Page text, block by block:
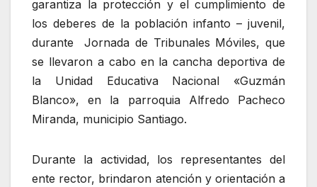
garantiza la protección y el cumplimiento de
los deberes de la población infanto – juvenil,
durante Jornada de Tribunales Móviles, que
se llevaron a cabo en la cancha deportiva de
la Unidad Educativa Nacional «Guzmán
Blanco», en la parroquia Alfredo Pacheco
Miranda, municipio Santiago.
Durante la actividad, los representantes del
ente rector, brindaron atención y orientación a